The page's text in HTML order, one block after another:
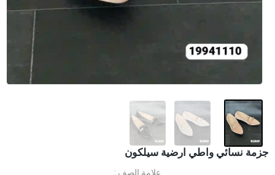
جزمة نسائي واطي ارضية سيلكون
علامة الصف :